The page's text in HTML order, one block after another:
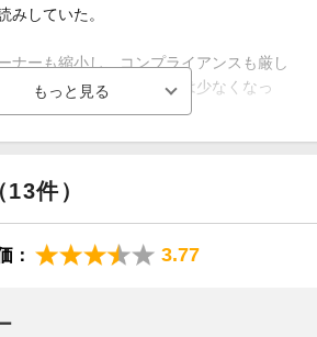
みしていた。
ナーも縮小し、コンプライアンスも厳し
全な雑誌を目にすることは少なくなっ
をネタに書いたコラム集だ。
件）
： 3.77